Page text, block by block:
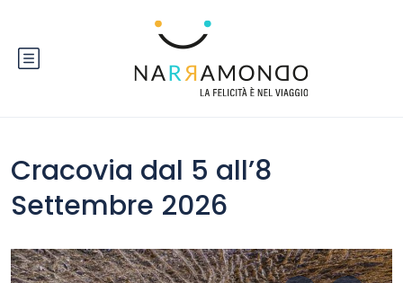
Cracovia dal 5 all’8
Settembre 2026